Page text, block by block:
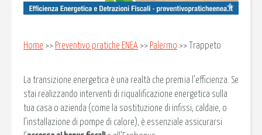
Home >> Preventivo pratiche ENEA >> Palermo >> Trappeto
La transizione energetica è una realtà che premia l’efficienza. Se
stai realizzando interventi di riqualificazione energetica sulla
tua casa o azienda (come la sostituzione di infissi, caldaie, o
l’installazione di pompe di calore), è essenziale assicurarsi